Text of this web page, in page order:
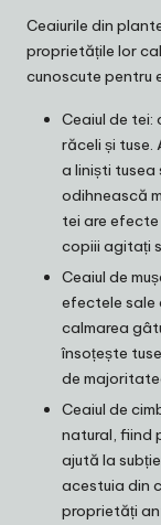
Ceaiurile din
proprietățile lor
cunoscute pentru
Ceaiul de tei:
răceli și
a liniști tusea
odihnească
tei are
copiii agitați
Ceaiul de
efectele sale
calmarea
însoțește
de
Ceaiul de
natural, fiind
ajută la
acestuia din
proprietăți